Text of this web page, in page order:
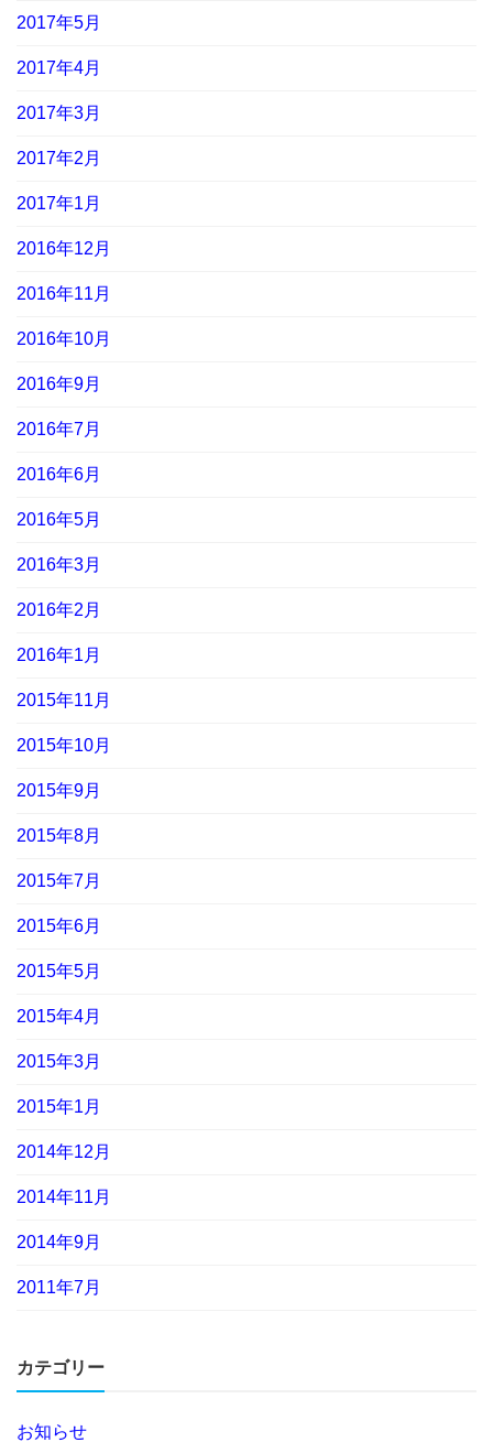
2017年5月
2017年4月
2017年3月
2017年2月
2017年1月
2016年12月
2016年11月
2016年10月
2016年9月
2016年7月
2016年6月
2016年5月
2016年3月
2016年2月
2016年1月
2015年11月
2015年10月
2015年9月
2015年8月
2015年7月
2015年6月
2015年5月
2015年4月
2015年3月
2015年1月
2014年12月
2014年11月
2014年9月
2011年7月
カテゴリー
お知らせ